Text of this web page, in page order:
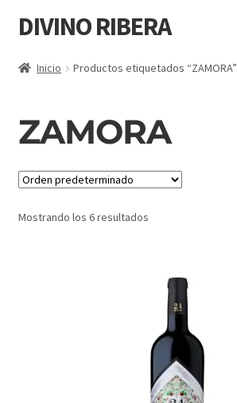
DIVINO RIBERA
TODOS LOS VINOS
RIBERA DEL DUERO
Inicio Productos etiquetados “ZAMORA”
ZAMORA
Mostrando los 6 resultados